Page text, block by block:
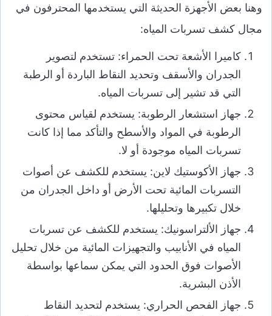
وهنا بعض الأجهزة الحديثة التي يستخدمها المحترفون في
مجال كشف تسربات المياه:
كاميرا الأشعة تحت الحمراء: تستخدم لتصوير
الجدران والأسقف وتحديد النقاط الباردة أو الرطبة
التي قد تشير إلى تسربات المياه.
جهاز استشعار الرطوبة: يستخدم لقياس محتوى
الرطوبة في المواد والأسطح والتأكد مما إذا كانت
تسربات المياه موجودة أو لا.
جهاز الأكوستيك لاين: يستخدم للكشف عن أصوات
التسربات المائية تحت الأرض أو داخل الجدران من
خلال تكبيرها وتحليلها.
جهاز الألتراسونيك: يستخدم للكشف عن تسربات
المياه في الأنابيب والتجهيزات المائية من خلال تحليل
الأصوات فوق الحدود التي يمكن سماعها بواسطة
الأذن البشرية.
جهاز الفحص الحراري: يستخدم لتحديد النقاط